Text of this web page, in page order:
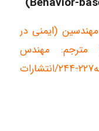
(ایمنی در
مترجم: مهندس
غلامحسین حلوانی/فصل ۱۰/صفحه۲۲۷-۲۴۴/انتشارات